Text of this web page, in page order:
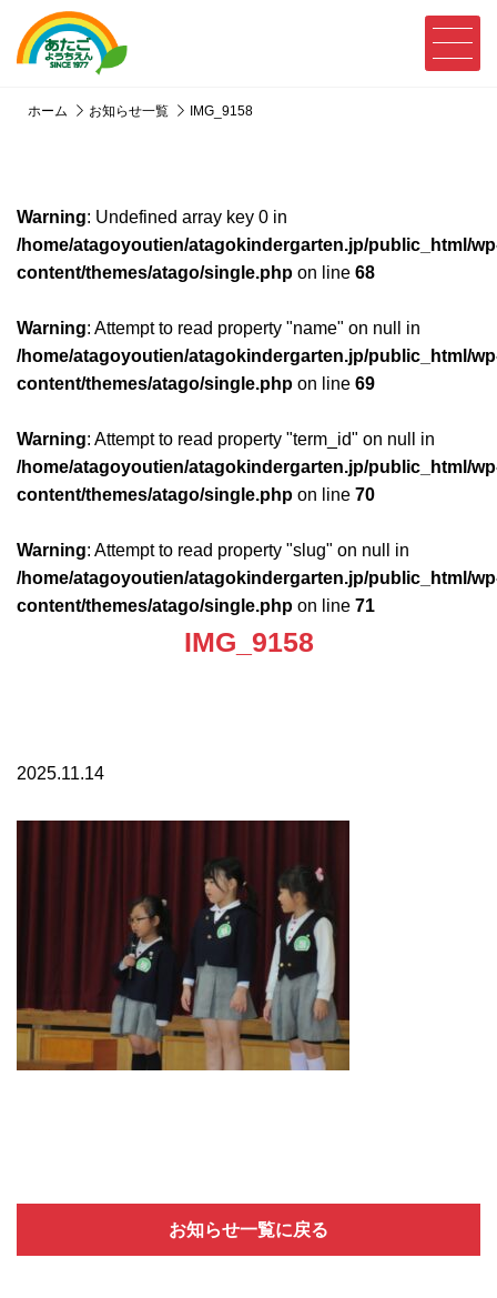
ホーム お知らせ一覧 IMG_9158
Warning: Undefined array key 0 in
/home/atagoyoutien/atagokindergarten.jp/public_html/
content/themes/atago/single.php on line 68
Warning: Attempt to read property "name" on null in
/home/atagoyoutien/atagokindergarten.jp/public_html/
content/themes/atago/single.php on line 69
Warning: Attempt to read property "term_id" on null in
/home/atagoyoutien/atagokindergarten.jp/public_html/
content/themes/atago/single.php on line 70
Warning: Attempt to read property "slug" on null in
/home/atagoyoutien/atagokindergarten.jp/public_html/
content/themes/atago/single.php on line 71
IMG_9158
2025.11.14
お知らせ一覧に戻る